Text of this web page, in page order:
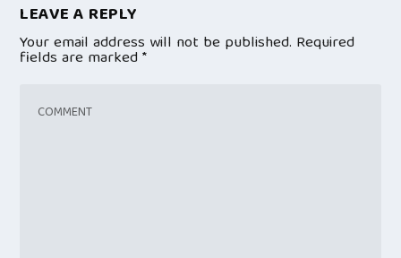
LEAVE A REPLY
Your email address will not be published. Required
fields are marked*